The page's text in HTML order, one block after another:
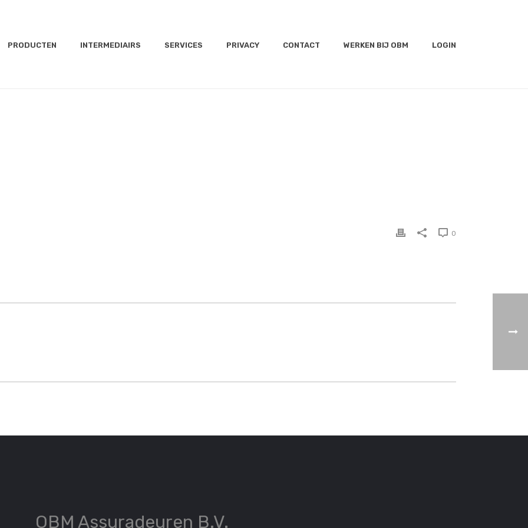
PRODUCTEN INTERMEDIAIRS SERVICES PRIVACY CONTACT WERKEN BIJ OBM LOGIN
0
OBM Assuradeuren B.V.